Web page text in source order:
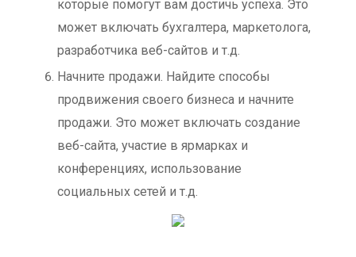
которые помогут вам достичь успеха. Это
может включать бухгалтера, маркетолога,
разработчика веб-сайтов и т.д.
Начните продажи. Найдите способы
продвижения своего бизнеса и начните
продажи. Это может включать создание
веб-сайта, участие в ярмарках и
конференциях, использование
социальных сетей и т.д.